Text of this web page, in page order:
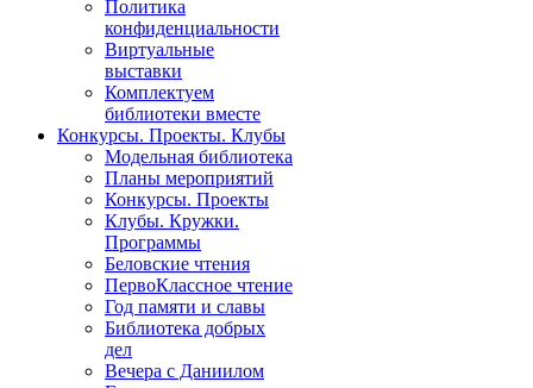
Политика
конфиденциальности
Виртуальные
выставки
Комплектуем
библиотеки вместе
Конкурсы. Проекты. Клубы
Модельная библиотека
Планы мероприятий
Конкурсы. Проекты
Клубы. Кружки.
Программы
Беловские чтения
ПервоКлассное чтение
Год памяти и славы
Библиотека добрых
дел
Вечера с Даниилом